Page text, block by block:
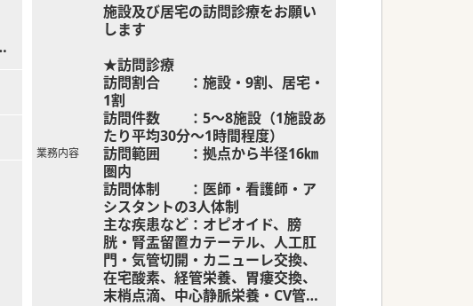
業務内容
施設及び居宅の訪問診療をお願い
します
★訪問診療
訪問割合 ：施設・9割、居宅・
1割
訪問件数 ：5～8施設（1施設あ
たり平均30分〜1時間程度）
訪問範囲 ：拠点から半径16㎞
圏内
訪問体制 ：医師・看護師・ア
シスタントの3人体制
主な疾患など：オピオイド、膀
胱・腎盂留置カテーテル、人工肛
門・気管切開・カニューレ交換、
在宅酸素、経管栄養、胃瘻交換、
末梢点滴、中心静脈栄養・CV管